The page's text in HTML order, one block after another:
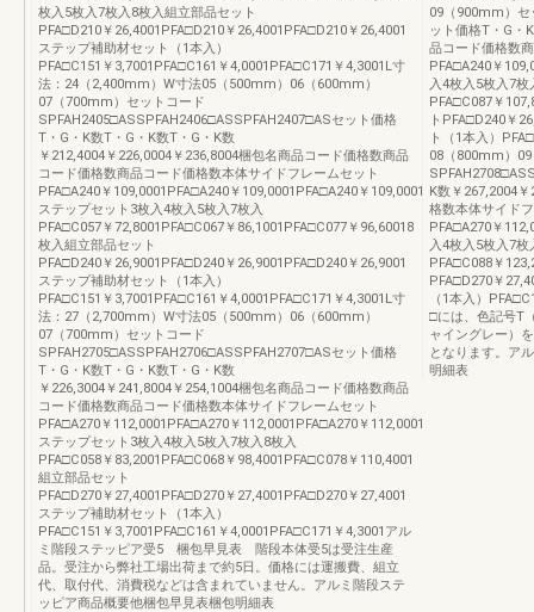
枚入5枚入7枚入8枚入組立部品セット
PFA□D210￥26,4001PFA□D210￥26,4001PFA□D210￥26,4001
ステップ補助材セット（1本入）
PFA□C151￥3,7001PFA□C161￥4,0001PFA□C171￥4,3001L寸
法：24（2,400mm）W寸法05（500mm）06（600mm）
07（700mm）セットコード
SPFAH2405□ASSPFAH2406□ASSPFAH2407□ASセット価格
T・G・K数T・G・K数T・G・K数
￥212,4004￥226,0004￥236,8004梱包名商品コード価格数商品
コード価格数商品コード価格数本体サイドフレームセット
PFA□A240￥109,0001PFA□A240￥109,0001PFA□A240￥109,0001
ステップセット3枚入4枚入5枚入7枚入
PFA□C057￥72,8001PFA□C067￥86,1001PFA□C077￥96,60018
枚入組立部品セット
PFA□D240￥26,9001PFA□D240￥26,9001PFA□D240￥26,9001
ステップ補助材セット（1本入）
PFA□C151￥3,7001PFA□C161￥4,0001PFA□C171￥4,3001L寸
法：27（2,700mm）W寸法05（500mm）06（600mm）
07（700mm）セットコード
SPFAH2705□ASSPFAH2706□ASSPFAH2707□ASセット価格
T・G・K数T・G・K数T・G・K数
￥226,3004￥241,8004￥254,1004梱包名商品コード価格数商品
コード価格数商品コード価格数本体サイドフレームセット
PFA□A270￥112,0001PFA□A270￥112,0001PFA□A270￥112,0001
ステップセット3枚入4枚入5枚入7枚入8枚入
PFA□C058￥83,2001PFA□C068￥98,4001PFA□C078￥110,4001
組立部品セット
PFA□D270￥27,4001PFA□D270￥27,4001PFA□D270￥27,4001
ステップ補助材セット（1本入）
PFA□C151￥3,7001PFA□C161￥4,0001PFA□C171￥4,3001アル
ミ階段ステッピア受5 梱包早見表 階段本体受5は受注生産
品。受注から弊社工場出荷まで約5日。価格には運搬費、組立
代、取付代、消費税などは含まれていません。アルミ階段ステ
ッピア商品概要他梱包早見表梱包明細表
09（900mm）セ
ット価格T・G・
品コード価格数
PFA□A240￥
入4枚入5枚入7枚
PFA□C087￥
トPFA□D240￥
ト（1本入）
08（800mm）
K数￥267,2004
格数本体サイド
PFA□A270￥
入4枚入5枚入7枚
PFA□C088￥
PFA□D270￥
（1本入）
□には、色記号T
ャイングレー）
となります。ア
明細表